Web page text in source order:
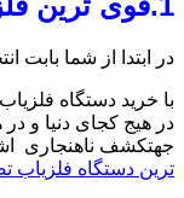
در ابتدا از شما بابت
جهتکشف ناهنجاری
ترین دستگاه فلزیاب